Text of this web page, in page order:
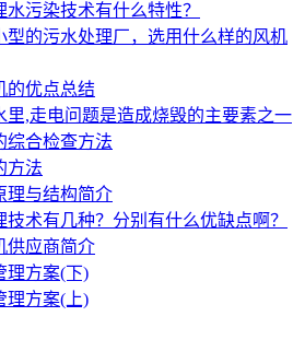
污染技术有什么特性？
型的污水处理厂，选用什么样的风机
的优点总结
里,走电问题是造成烧毁的主要素之一
综合检查方法
方法
理与结构简介
术有几种？分别有什么优缺点啊？
供应商简介
理方案(下)
理方案(上)